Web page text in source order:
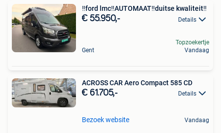
‼️ford lmc‼️AUTOMAAT‼️duitse kwaliteit‼️
€ 55.950,- Details
Gent
Topzoekertje
Vandaag
ACROSS CAR Aero Compact 585 CD
€ 61.705,- Details
Bezoek website Vandaag